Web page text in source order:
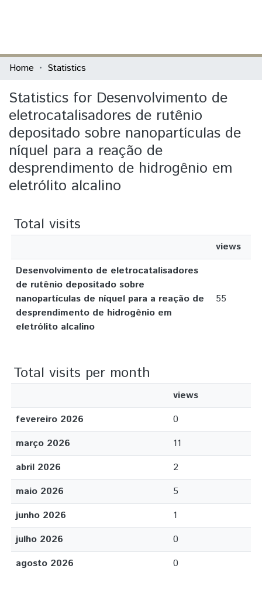
Communities & Collections
All of DSpace
Home Statistics
Statistics for Desenvolvimento de
eletrocatalisadores de rutênio
depositado sobre nanopartículas de
níquel para a reação de
desprendimento de hidrogênio em
eletrólito alcalino
Total visits
views
Desenvolvimento de eletrocatalisadores
de rutênio depositado sobre
nanopartículas de níquel para a reação de
desprendimento de hidrogênio em
eletrólito alcalino
55
Total visits per month
views
fevereiro 2026
0
março 2026
11
abril 2026
2
maio 2026
5
junho 2026
1
julho 2026
0
agosto 2026
0